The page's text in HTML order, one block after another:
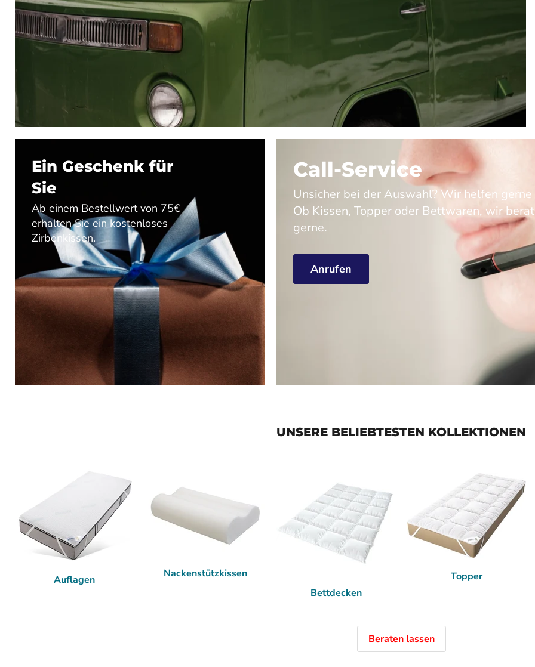
Ein Geschenk für
Sie
Ab einem Bestellwert von 75€
erhalten Sie ein kostenloses
Zirbenkissen.
Call-Service
Unsicher bei der Auswahl? Wir helfen
Ob Kissen, Topper oder Bettwaren, wir
gerne.
Anrufen
UNSERE BELIEBTESTEN KOLLEKTIONEN
Auflagen
Nackenstützkissen
Bettdecken
Topper
Beraten lassen